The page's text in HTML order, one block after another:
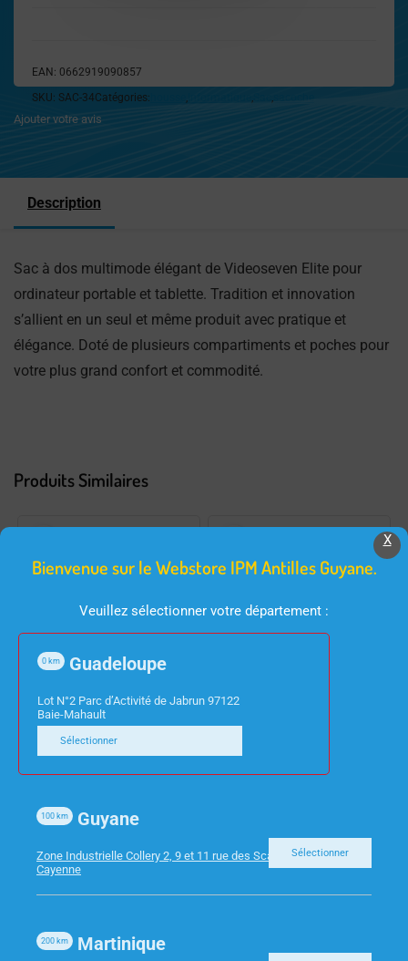
EAN: 0662919090857
SKU: SAC-34Catégories: , , ,
Ajouter votre avis
Description
Sac à dos multimode élégant de Videoseven Elite pour
ordinateur portable et tablette. Tradition et innovation
s’allient en un seul et même produit avec pratique et
élégance. Doté de plusieurs compartiments et poches pour
votre plus grand confort et commodité.
Produits Similaires
TABLETTE RESERVE
LENOVO 9″ M9
X
Bienvenue sur le Webstore IPM Antilles Guyane.
Veuillez sélectionner votre département :
Guadeloupe
0 km
Lot N°2 Parc d’Activité de Jabrun 97122
Baie-Mahault
Sélectionner
Guyane
100 km
Zone Industrielle Collery 2, 9 et 11 rue des Scarabees 97300
Cayenne
Sélectionner
Martinique
200 km